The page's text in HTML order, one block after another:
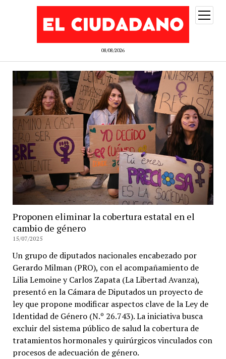
08/08/2026
abrir
menú
Proponen eliminar la cobertura estatal en el
cambio de género
15/07/2025
Un grupo de diputados nacionales encabezado por
Gerardo Milman (PRO), con el acompañamiento de
Lilia Lemoine y Carlos Zapata (La Libertad Avanza),
presentó en la Cámara de Diputados un proyecto de
ley que propone modificar aspectos clave de la Ley de
Identidad de Género (N.º 26.743). La iniciativa busca
excluir del sistema público de salud la cobertura de
tratamientos hormonales y quirúrgicos vinculados con
procesos de adecuación de género.